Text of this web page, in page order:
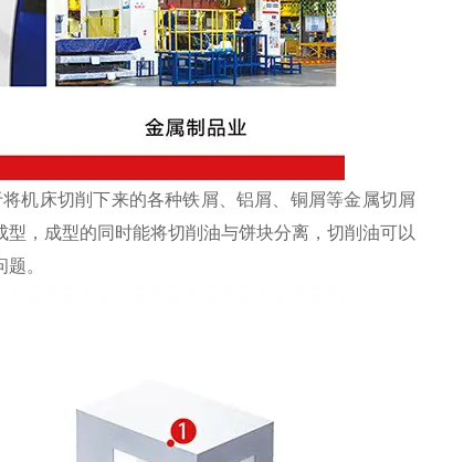
机床切削下来的各种铁屑、铝屑、铜屑等金属切屑
，成型的同时能将切削油与饼块分离，切削油可以
。